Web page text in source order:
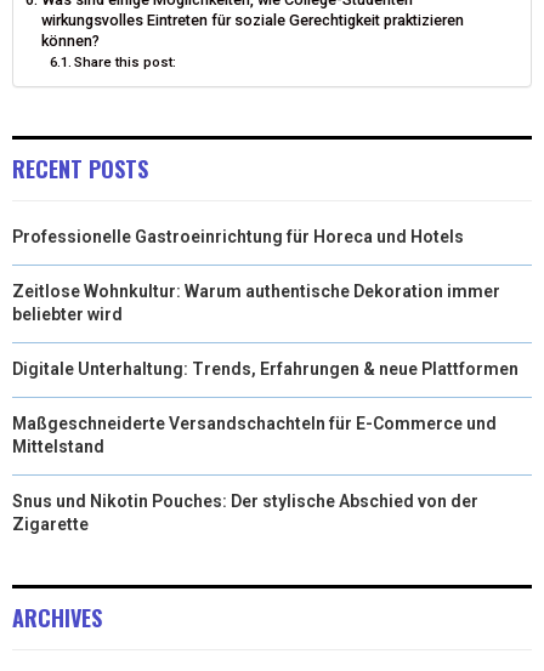
wirkungsvolles Eintreten für soziale Gerechtigkeit praktizieren
können?
Share this post:
RECENT POSTS
Professionelle Gastroeinrichtung für Horeca und Hotels
Zeitlose Wohnkultur: Warum authentische Dekoration immer
beliebter wird
Digitale Unterhaltung: Trends, Erfahrungen & neue Plattformen
Maßgeschneiderte Versandschachteln für E-Commerce und
Mittelstand
Snus und Nikotin Pouches: Der stylische Abschied von der
Zigarette
ARCHIVES